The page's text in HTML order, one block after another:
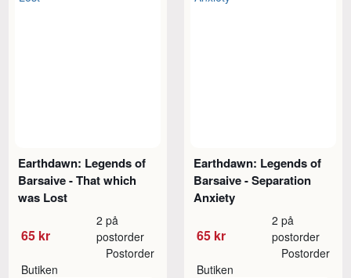
Earthdawn: Legends of
Barsaive - That which
was Lost
65 kr
2 på
postorder
Butiken
Postorder
Earthdawn: Legends of
Barsaive - Separation
Anxiety
65 kr
2 på
postorder
Butiken
Postorder